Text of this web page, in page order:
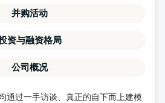
并购活动
资与融资格局
公司概况
通过一手访谈、真正的自下而上建模